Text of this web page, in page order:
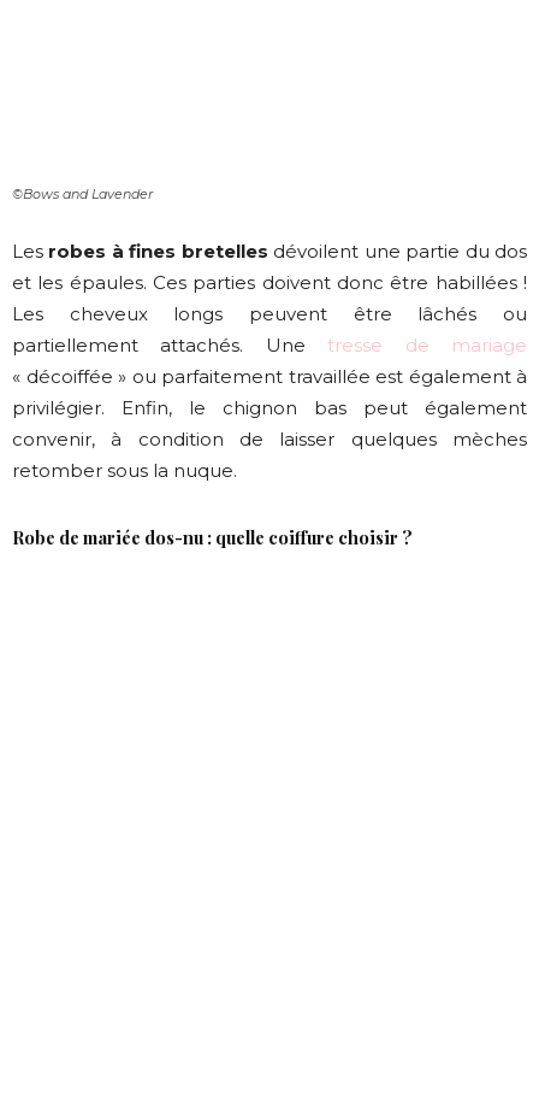
©Bows and Lavender
Les robes à fines bretelles dévoilent une partie du dos
et les épaules. Ces parties doivent donc être habillées !
Les cheveux longs peuvent être lâchés ou
partiellement attachés. Unetresse de mariage
« décoiffée » ou parfaitement travaillée est également à
privilégier. Enfin, le chignon bas peut également
convenir, à condition de laisser quelques mèches
retomber sous la nuque.
Robe de mariée dos-nu : quelle coiffure choisir ?